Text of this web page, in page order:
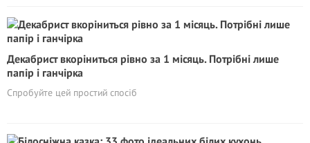
Декабрист вкоріниться рівно за 1 місяць. Потрібні лише
папір і ганчірка
Спробуйте цей простий спосіб